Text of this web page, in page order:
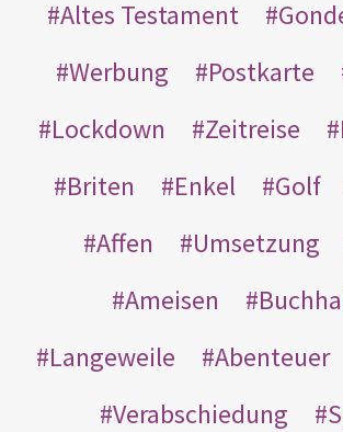
Altes Testament
Werbung
Postkarte
Lockdown
Zeitreise
Briten
Enkel Golf
Affen
Umsetzung
Ameisen
Langeweile
Abenteuer
Verabschiedung